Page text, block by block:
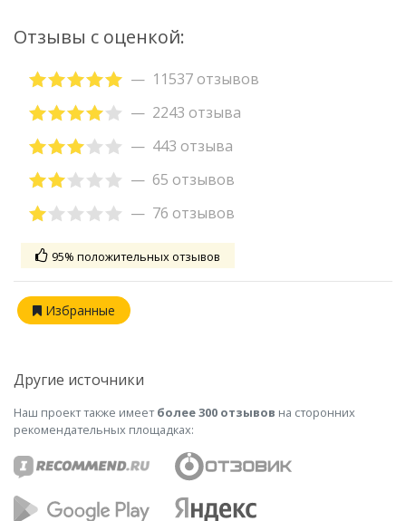
Отзывы с оценкой:
11537 отзывов
2243 отзыва
443 отзыва
65 отзывов
76 отзывов
95% положительных отзывов
Избранные
Другие источники
Наш проект также имеетболее 300 отзывов на сторонних
рекомендательных площадках: